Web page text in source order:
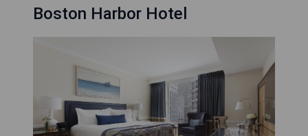
Boston Harbor Hotel